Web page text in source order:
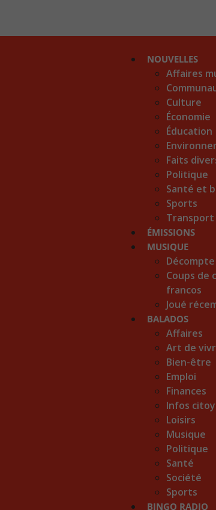
NOUVELLES
Affaires
Culture
Économie
Éducation
Faits
Politique
Santé et
Sports
Transport
ÉMISSIONS
MUSIQUE
Coups de
francos
Joué
BALADOS
Affaires
Art de
Bien-être
Emploi
Finances
Infos
Loisirs
Musique
Politique
Santé
Société
Sports
BINGO RADIO